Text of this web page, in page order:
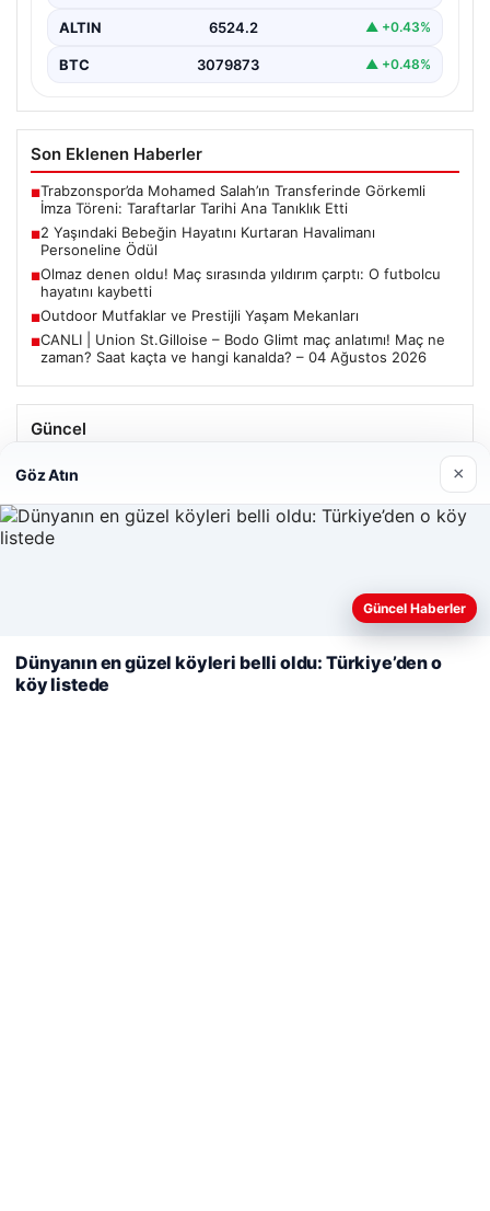
ALTIN 6524.2 ▲ +0.43%
BTC 3079873 ▲ +0.48%
Son Eklenen Haberler
■Trabzonspor’da Mohamed Salah’ın Transferinde Görkemli
İmza Töreni: Taraftarlar Tarihi Ana Tanıklık Etti
■2 Yaşındaki Bebeğin Hayatını Kurtaran Havalimanı
Personeline Ödül
■Olmaz denen oldu! Maç sırasında yıldırım çarptı: O futbolcu
hayatını kaybetti
■Outdoor Mutfaklar ve Prestijli Yaşam Mekanları
■CANLI | Union St.Gilloise – Bodo Glimt maç anlatımı! Maç ne
zaman? Saat kaçta ve hangi kanalda? – 04 Ağustos 2026
Güncel
Trabzonspor’da Mohamed Salah’ın Transferinde Görkemli
İmza Töreni: Taraftarlar Tarihi Ana Tanıklık Etti
Personeline Ödül
Web sitemizi nasıl kullandığınızı daha iyi anlayabilmek,
kullanıyoruz.
Çerez Politikamız
Reddet
Göz Atın ×
Güncel Haberler
Dünyanın en güzel köyleri belli oldu: Türkiye’den o
köy listede